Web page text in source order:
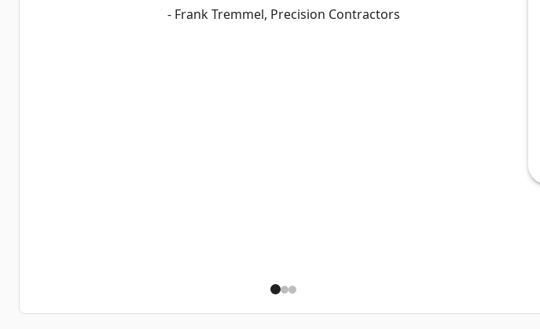
- Frank Tremmel, Precision Contractors